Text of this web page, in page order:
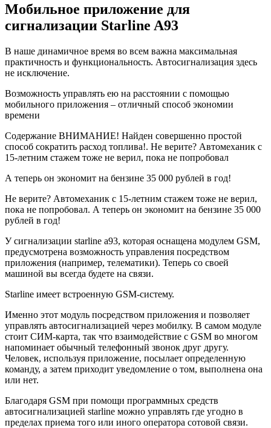
Мобильное приложение для
сигнализации Starline A93
В наше динамичное время во всем важна максимальная
практичность и функциональность. Автосигнализация здесь
не исключение.
Возможность управлять ею на расстоянии с помощью
мобильного приложения – отличный способ экономии
времени
Содержание ВНИМАНИЕ! Найден совершенно простой
способ сократить расход топлива!. Не верите? Автомеханик с
15-летним стажем тоже не верил, пока не попробовал
А теперь он экономит на бензине 35 000 рублей в год!
Не верите? Автомеханик с 15-летним стажем тоже не верил,
пока не попробовал. А теперь он экономит на бензине 35 000
рублей в год!
У сигнализации starline a93, которая оснащена модулем GSM,
предусмотрена возможность управления посредством
приложения (например, телематики). Теперь со своей
машиной вы всегда будете на связи.
Starline имеет встроенную GSM-систему.
Именно этот модуль посредством приложения и позволяет
управлять автосигнализацией через мобилку. В самом модуле
стоит СИМ-карта, так что взаимодействие с GSM во многом
напоминает обычный телефонный звонок друг другу.
Человек, используя приложение, посылает определенную
команду, а затем приходит уведомление о том, выполнена она
или нет.
Благодаря GSM при помощи программных средств
автосигнализацией starline можно управлять где угодно в
пределах приема того или иного оператора сотовой связи.